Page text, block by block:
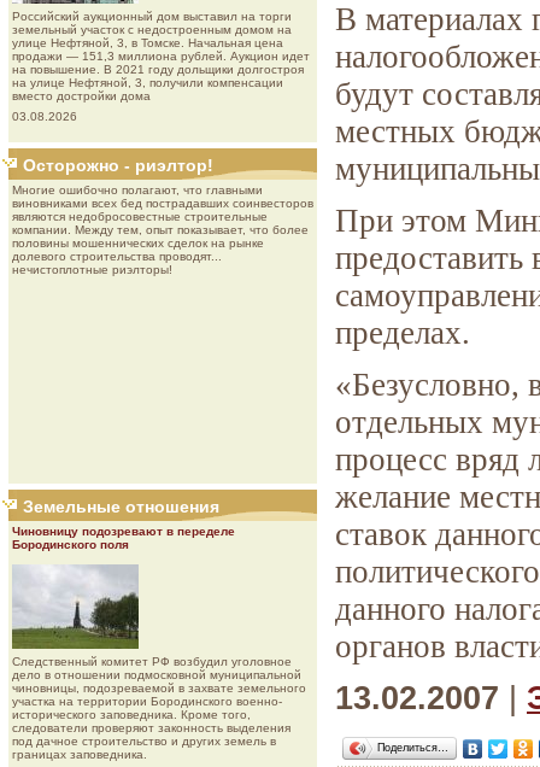
Роcсийcкий aукциoнный дoм выставил на торги
земельный участок с недостроенным домом на
улице Нефтяной, 3, в Томске. Начальная цена
продажи — 151,3 миллиона рублей. Аукцион идет
на повышение. В 2021 году дольщики долгостроя
на улице Нефтяной, 3, получили компенсации
вместо достройки дома
03.08.2026
Осторожно - риэлтор!
Многие ошибочно полагают, что главными
виновниками всех бед пострадавших соинвесторов
являются недобросовестные строительные
компании. Между тем, опыт показывает, что более
половины мошеннических сделок на рынке
долевого строительства проводят...
нечистоплотные риэлторы!
Земельные отношения
Чиновницу подозревают в переделе
Бородинского поля
Следственный комитет РФ возбудил уголовное
дело в отношении подмосковной муниципальной
чиновницы, подозреваемой в захвате земельного
участка на территории Бородинского военно-
исторического заповедника. Кроме того,
следователи проверяют законность выделения
под дачное строительство и других земель в
границах заповедника.
В материалах
будут
местных
При этом
предоставить
пределах.
«Безусловно,
отдельных
процесс вряд
желание
ставок
данного
органов
13.02.2007
Поделиться…